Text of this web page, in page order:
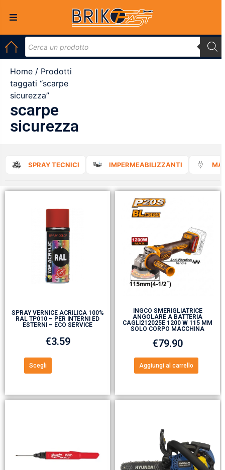
Home / Prodotti
taggati “scarpe
sicurezza”
scarpe
sicurezza
SPRAY TECNICI IMPERMEABILIZZANTI
SPRAY VERNICE ACRILICA 100%
RAL TP010 – PER INTERNI ED
ESTERNI – ECO SERVICE
€3.59
Scegli
INGCO SMERIGLIATRICE
ANGOLARE A BATTERIA
CAGLI212025E 1200 W 115 MM
SOLO CORPO MACCHINA
€79.90
Aggiungi al carrello